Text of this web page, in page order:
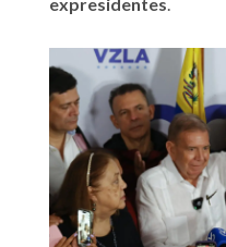
expresidentes.